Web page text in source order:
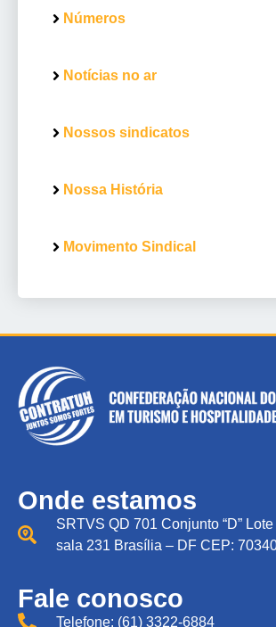
Números
Notícias no ar
Nossos sindicatos
Nossa História
Movimento Sindical
Onde estamos
SRTVS QD 701 Conjunto “D” Lote
sala 231 Brasília – DF CEP:
Fale conosco
Telefone: (61) 3322-6884